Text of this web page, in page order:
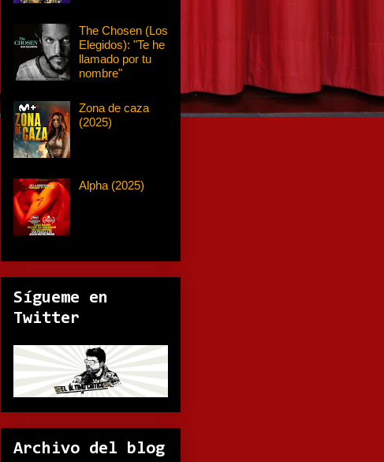
The Chosen (Los
Elegidos): "Te he
llamado por tu
nombre"
Zona de caza
(2025)
Alpha (2025)
Sígueme en
Twitter
Archivo del blog